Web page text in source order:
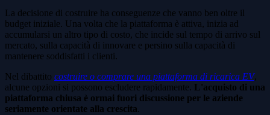
La decisione di costruire ha conseguenze che vanno ben oltre il
budget iniziale. Una volta che la piattaforma è attiva, inizia ad
accumularsi un altro tipo di costo, che incide sul tempo di arrivo sul
mercato, sulla capacità di innovare e persino sulla capacità di
mantenere soddisfatti i clienti.
Nel dibattito costruire o comprare una piattaforma di ricarica EV,
alcune opzioni si possono escludere rapidamente. L'acquisto di una
piattaforma chiusa è ormai fuori discussione per le aziende
seriamente orientate alla crescita.